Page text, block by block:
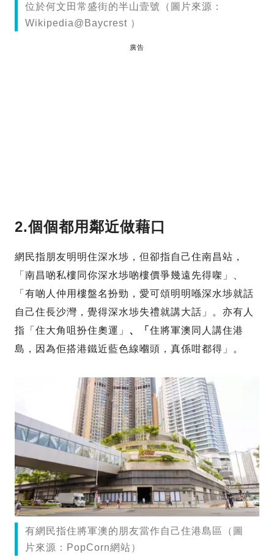
位於何文田常盛街的半山壹號（圖片來源：
Wikipedia@Baycrest ）
廣告
2.個個都用鄰近做藉口
網民指朋友明明住深水埗，但卻指自己住南昌站，
「南昌啲私樓同你深水埗啲樓價爭幾遠先得㗎」、
「有啲人仲用樓盤名扮勁，愛可頌明明喺深水埗就話
自己住長沙灣，覺得深水埗失禮就講大話」。亦有人
指「住大角咀扮住奧運」 、「 住將軍澳同人講住港
島，因為佢搭港鐵近藍色線嗰頭，真係咁都得」。
有網民指住將軍澳的朋友當作自己住港島區（圖
片來源：PopCorn網站）